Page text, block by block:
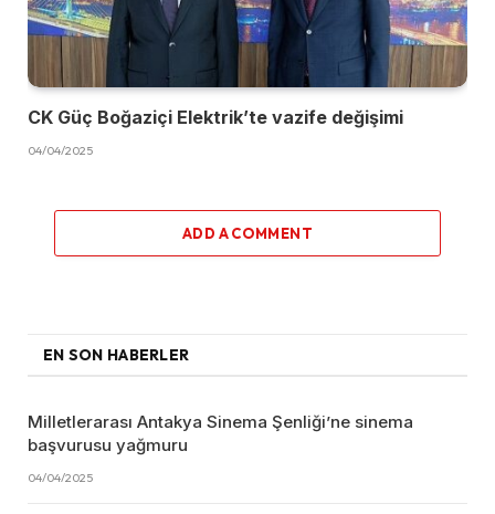
CK Güç Boğaziçi Elektrik’te vazife değişimi
04/04/2025
ADD A COMMENT
EN SON HABERLER
Milletlerarası Antakya Sinema Şenliği’ne sinema
başvurusu yağmuru
04/04/2025